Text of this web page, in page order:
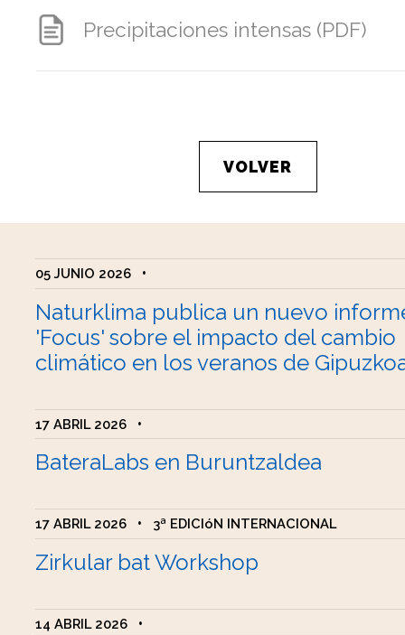
Precipitaciones intensas (PDF)
VOLVER
05 JUNIO 2026 •
Naturklima publica un nuevo
'Focus' sobre el impacto del cambio
climático en los veranos de
17 ABRIL 2026 •
BateraLabs en Buruntzaldea
17 ABRIL 2026 • 3ª EDICIóN INTERNACIONAL
Zirkular bat Workshop
14 ABRIL 2026 •